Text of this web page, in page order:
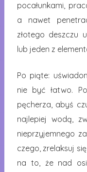
pocałunkami,
a nawet
złotego deszczu
lub jeden z
Po piąte:
nie być łatwo.
pęcherza, abyś
najlepiej wodą,
nieprzyjemnego
czego, zrelaksuj
na to, że nad